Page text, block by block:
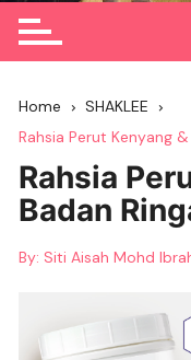
Home
SHAKLEE
Rahsia Perut Kenyang
Rahsia
Badan
By: Siti Aisah Mohd